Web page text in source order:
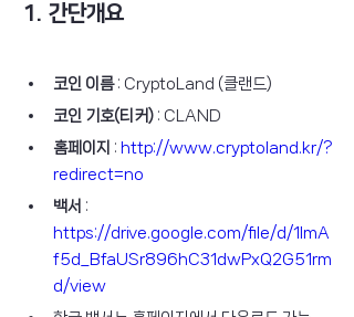
1. 간단개요
코인 이름 : CryptoLand (클랜드)
코인 기호(티커) : CLAND
홈페이지 : http://www.cryptoland.kr/?
redirect=no
백서 :
https://drive.google.com/file/d/1lmA
f5d_BfaUSr896hC31dwPxQ2G51rm
d/view